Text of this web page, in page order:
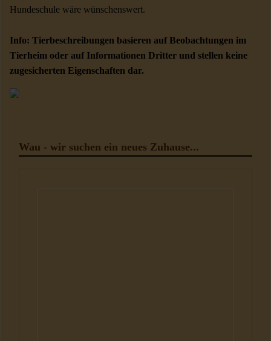
Hundeschule wäre wünschenswert.
Info: Tierbeschreibungen basieren auf Beobachtungen im
Tierheim oder auf Informationen Dritter und stellen keine
zugesicherten Eigenschaften dar.
Wau - wir suchen ein neues Zuhause...